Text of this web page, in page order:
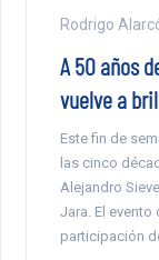
Rodrigo
A 50 años
vuelve a
Este fin de
las cinco
Alejandro
Jara. El
participación